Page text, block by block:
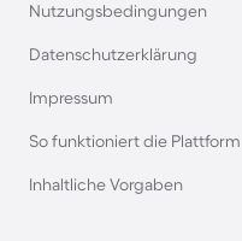
Nutzungsbedingungen
Datenschutzerklärung
Impressum
So funktioniert die Plattform
Inhaltliche Vorgaben